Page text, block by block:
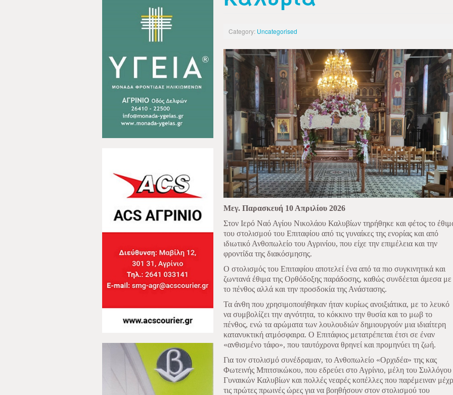
Category: Uncategorised
Μεγ. Παρασκευή 10 Απριλίου 2026
Στον Ιερό Ναό Αγίου Νικολάου Καλυβίων τηρήθηκε και φέτος το
του στολισμού του Επιταφίου από τις γυναίκες της ενορίας και από
ιδιωτικό Ανθοπωλείο του Αγρινίου, που είχε την επιμέλεια και την
φροντίδα της διακόσμησης.
Ο στολισμός του Επιταφίου αποτελεί ένα από τα πιο συγκινητικά και
ζωντανά έθιμα της Ορθόδοξης παράδοσης, καθώς συνδέεται άμεσα με
το πένθος αλλά και την προσδοκία της Ανάστασης.
Τα άνθη που χρησιμοποιήθηκαν ήταν κυρίως ανοιξιάτικα, με το λευκό
να συμβολίζει την αγνότητα, το κόκκινο την θυσία και το μωβ το
πένθος, ενώ τα αρώματα των λουλουδιών δημιουργούν μια ιδιαίτερη
κατανυκτική ατμόσφαιρα. Ο Επιτάφιος μετατρέπεται έτσι σε έναν
«ανθισμένο τάφο», που ταυτόχρονα θρηνεί και προμηνύει τη ζωή.
Για τον στολισμό συνέδραμαν, το Ανθοπωλείο «Ορχιδέα» της κας
Φωτεινής Μπιτσικώκου, που εδρεύει στο Αγρίνιο, μέλη του Συλλόγου
Γυναικών Καλυβίων και πολλές νεαρές κοπέλλες που παρέμειναν
τις πρώτες πρωινές ώρες για να βοηθήσουν στον στολισμού του